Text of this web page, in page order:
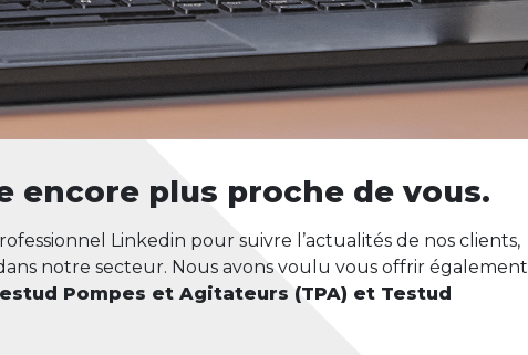
encore plus proche de vous.
Linkedin pour suivre l’actualités de nos clients,
notre secteur. Nous avons voulu vous offrir également
Pompes et Agitateurs (TPA) et Testud